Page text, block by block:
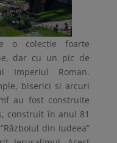
o colecție foarte
dar cu un pic de
Imperiul Roman.
biserici si arcuri
au fost construite
construit în anul 81
din Iudeea”